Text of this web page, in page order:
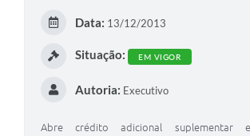
Data: 13/12/2013
Situação: EM VIGOR
Autoria: Executivo
Abre crédito adicional suplementar